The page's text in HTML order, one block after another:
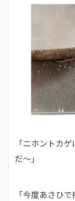
「ニホントカ
だ〜」
「今度あさひ